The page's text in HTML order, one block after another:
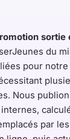
sortie
du
pour
Nous
par